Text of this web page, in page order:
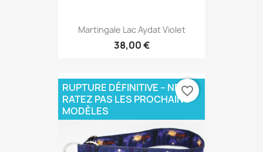
Martingale Lac Aydat Violet
38,00 €
RUPTURE DÉFINITIVE – NE
RATEZ PAS LES PROCHAINS
MODÈLES
favorite_border